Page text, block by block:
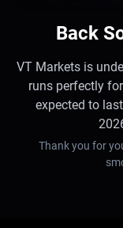
Back
VT Markets is
runs perfectly
expected to
Thank you for